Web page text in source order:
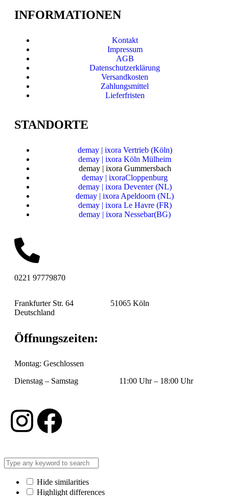
INFORMATIONEN
Kontakt
Impressum
AGB
Datenschutzerklärung
Versandkosten
Zahlungsmittel
Lieferfristen
STANDORTE
demay | ixora Vertrieb (Köln)
demay | ixora Köln Mülheim
demay | ixora Gummersbach
demay | ixoraCloppenburg
demay | ixora Deventer (NL)
demay | ixora Apeldoorn (NL)
demay | ixora Le Havre (FR)
demay | ixora Nessebar(BG)
0221 97779870
Frankfurter Str. 64 51065 Köln
Deutschland
Öffnungszeiten:
Montag: Geschlossen
Dienstag – Samstag 11:00 Uhr – 18:00 Uhr
Hide similarities
Highlight differences